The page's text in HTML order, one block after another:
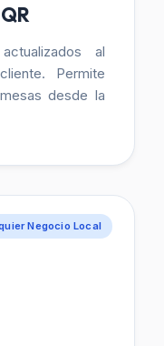
al
Permite
desde la
Negocio Local